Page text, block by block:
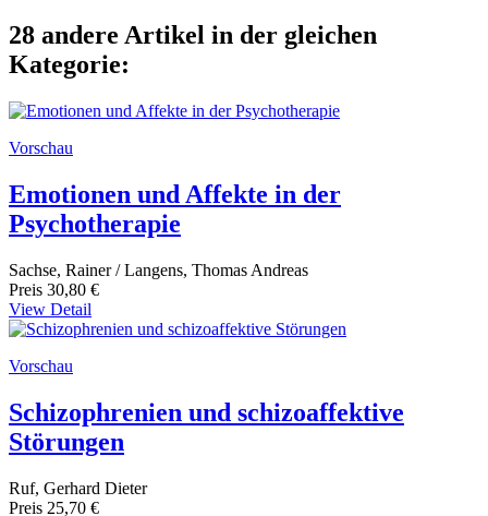
28 andere Artikel in der gleichen
Kategorie:
Vorschau
Emotionen und Affekte in der
Psychotherapie
Sachse, Rainer / Langens, Thomas Andreas
Preis 30,80 €
View Detail
Vorschau
Schizophrenien und schizoaffektive
Störungen
Ruf, Gerhard Dieter
Preis 25,70 €